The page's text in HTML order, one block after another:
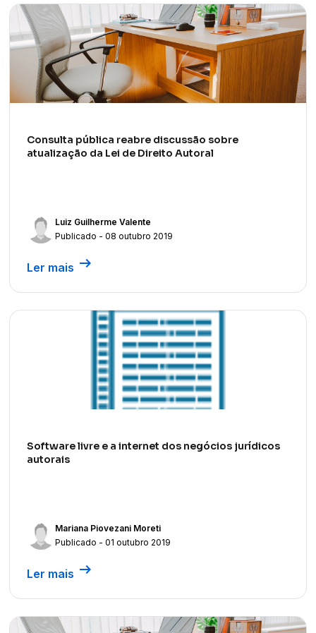
Consulta pública reabre discussão sobre
atualização da Lei de Direito Autoral
Luiz Guilherme Valente
Publicado - 08 outubro 2019
Ler mais arrow_right_alt
Software livre e a internet dos negócios jurídicos
autorais
Mariana Piovezani Moreti
Publicado - 01 outubro 2019
Ler mais arrow_right_alt